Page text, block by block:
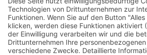
Kitas
Übersicht
Über uns
Struktur
Team